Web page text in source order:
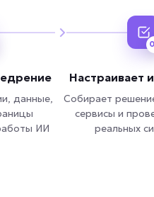
данные,
ИИ
Настраивает
Собирает
сервисы и
реальных